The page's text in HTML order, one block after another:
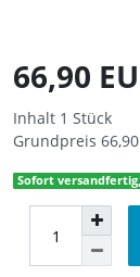
66,90
Inhalt 1Stück
Grundpreis
Sofort